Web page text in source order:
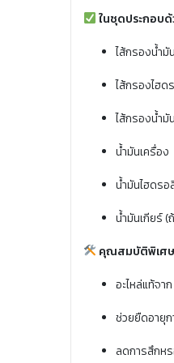
ในชุดประกอบ
ไส้กรองน้ำมั
ไส้กรองไฮด
ไส้กรองน้ำมั
น้ำมันเครื่อง
น้ำมันไฮดรอ
น้ำมันเกียร์ (
คุณสมบัติพิเศษ
อะไหล่แท้จา
ช่วยยืดอายุก
ลดการสึกห